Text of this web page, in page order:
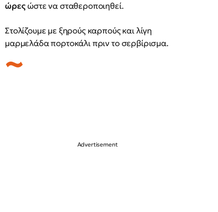
ώρεςώστε να σταθεροποιηθεί.
Στολίζουμε με ξηρούς καρπούς και λίγη
μαρμελάδα πορτοκάλι πριν το σερβίρισμα.